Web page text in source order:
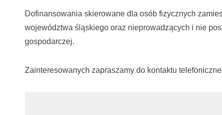
Dofinansowania skierowane dla osób fizycznych
województwa śląskiego oraz nieprowadzących i nie
gospodarczej.
Zainteresowanych zapraszamy do kontaktu